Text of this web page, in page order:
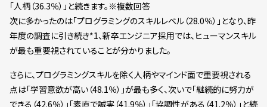
「人柄（36.3％）」と続きます。※複数回答
次に多かったのは「プログラミングのスキルレベル（28.0％）」となり、昨
年度の調査に引き続き*1、新卒エンジニア採用では、ヒューマンスキル
が最も重要視されていることが分かりました。
さらに、プログラミングスキルを除く人柄やマインド面で重要視される
点は「学習意欲が高い（48.1％）」が最も多く、次いで「継続的に努力が
できる（42.6％）」「素直で誠実（41.9％）」「協調性がある（41.2％）」と続